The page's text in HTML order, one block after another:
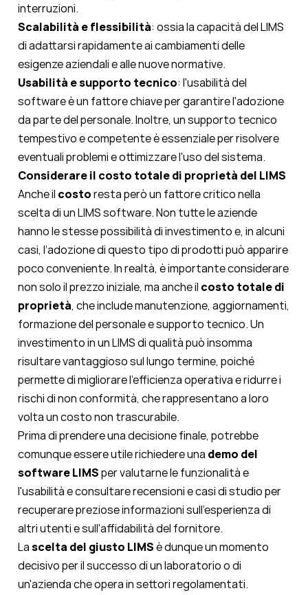
interruzioni.
Scalabilità e flessibilità: ossia la capacità del LIMS
di adattarsi rapidamente ai cambiamenti delle
esigenze aziendali e alle nuove normative.
Usabilità e supporto tecnico: l'usabilità del
software è un fattore chiave per garantire l'adozione
da parte del personale. Inoltre, un supporto tecnico
tempestivo e competente è essenziale per risolvere
eventuali problemi e ottimizzare l'uso del sistema.
Considerare il costo totale di proprietà del LIMS
Anche il costoresta però un fattore critico nella
scelta di un LIMS software. Non tutte le aziende
hanno le stesse possibilità di investimento e, in alcuni
casi, l’adozione di questo tipo di prodotti può apparire
poco conveniente. In realtà, è importante considerare
non solo il prezzo iniziale, ma anche il costo totale di
proprietà, che include manutenzione, aggiornamenti,
formazione del personale e supporto tecnico. Un
investimento in un LIMS di qualità può insomma
risultare vantaggioso sul lungo termine, poiché
permette di migliorare l'efficienza operativa e ridurre i
rischi di non conformità, che rappresentano a loro
volta un costo non trascurabile.
Prima di prendere una decisione finale, potrebbe
comunque essere utile richiedere una demo del
software LIMSper valutarne le funzionalità e
l'usabilità e consultare recensioni e casi di studio per
recuperare preziose informazioni sull'esperienza di
altri utenti e sull'affidabilità del fornitore.
Lascelta del giusto LIMSè dunque un momento
decisivo per il successo di un laboratorio o di
un'azienda che opera in settori regolamentati.